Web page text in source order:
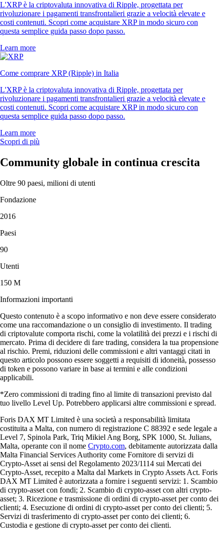
L'XRP è la criptovaluta innovativa di Ripple, progettata per
rivoluzionare i pagamenti transfrontalieri grazie a velocità elevate e
costi contenuti. Scopri come acquistare XRP in modo sicuro con
questa semplice guida passo dopo passo.
Learn more
Come comprare XRP (Ripple) in Italia
L'XRP è la criptovaluta innovativa di Ripple, progettata per
rivoluzionare i pagamenti transfrontalieri grazie a velocità elevate e
costi contenuti. Scopri come acquistare XRP in modo sicuro con
questa semplice guida passo dopo passo.
Learn more
Scopri di più
Community globale in continua crescita
Oltre 90 paesi, milioni di utenti
Fondazione
2016
Paesi
90
Utenti
150 M
Informazioni importanti
Questo contenuto è a scopo informativo e non deve essere considerato
come una raccomandazione o un consiglio di investimento. Il trading
di criptovalute comporta rischi, come la volatilità dei prezzi e i rischi di
mercato. Prima di decidere di fare trading, considera la tua propensione
al rischio. Premi, riduzioni delle commissioni e altri vantaggi citati in
questo articolo possono essere soggetti a requisiti di idoneità, possesso
di token e possono variare in base ai termini e alle condizioni
applicabili.
*Zero commissioni di trading fino al limite di transazioni previsto dal
tuo livello Level Up. Potrebbero applicarsi altre commissioni e spread.
Foris DAX MT Limited è una società a responsabilità limitata
costituita a Malta, con numero di registrazione C 88392 e sede legale a
Level 7, Spinola Park, Triq Mikiel Ang Borg, SPK 1000, St. Julians,
Malta, operante con il nome Crypto.com, debitamente autorizzata dalla
Malta Financial Services Authority come Fornitore di servizi di
Crypto-Asset ai sensi del Regolamento 2023/1114 sui Mercati dei
Crypto-Asset, recepito a Malta dal Markets in Crypto Assets Act. Foris
DAX MT Limited è autorizzata a fornire i seguenti servizi: 1. Scambio
di crypto-asset con fondi; 2. Scambio di crypto-asset con altri crypto-
asset; 3. Ricezione e trasmissione di ordini di crypto-asset per conto dei
clienti; 4. Esecuzione di ordini di crypto-asset per conto dei clienti; 5.
Servizi di trasferimento di crypto-asset per conto dei clienti; 6.
Custodia e gestione di crypto-asset per conto dei clienti.